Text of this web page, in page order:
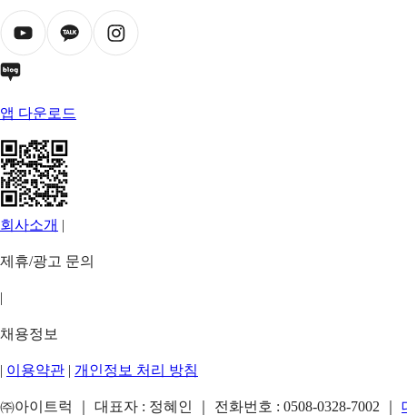
앱 다운로드
회사소개 |
제휴/광고 문의
|
채용정보
| 이용약관 | 개인정보 처리 방침
㈜아이트럭 ｜ 대표자 : 정혜인 ｜ 전화번호 : 0508-0328-7002